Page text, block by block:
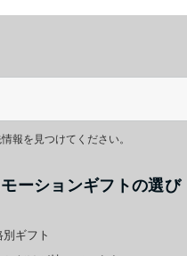
報を見つけてください。
ーションギフトの選び
別ギフト